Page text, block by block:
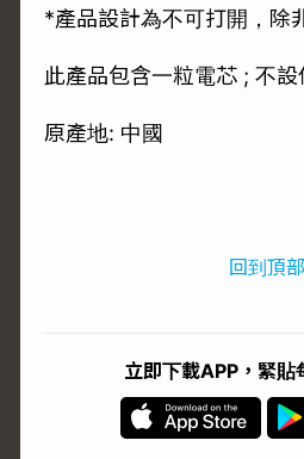
*產品設計為不可打開，除
此產品包含一粒電芯 ; 不設
原產地: 中國
回到頂部
立即下載APP，緊貼